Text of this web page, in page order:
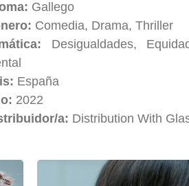
Gallego
Comedia, Drama, Thriller
Desigualdades,
España
2022
a: Distribution With